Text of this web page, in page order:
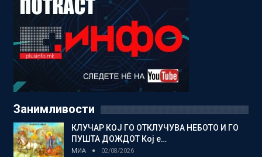
Занимливости
КЛУЧАР КОЈ ГО ОТКЛУЧУВА НЕБОТО И ГО
ПУШТА ДОЖДОТ Кој е…
МИА 02/08/2026